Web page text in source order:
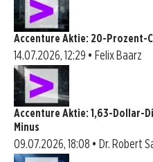
Accenture Aktie: 20-Prozent-
14.07.2026, 12:29 • Felix Baarz
Accenture Aktie: 1,63-Dollar-
Minus
09.07.2026, 18:08 • Dr. Robert